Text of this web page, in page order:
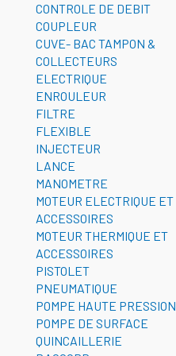
CONTROLE DE DEBIT
COUPLEUR
CUVE- BAC TAMPON &
COLLECTEURS
ELECTRIQUE
ENROULEUR
FILTRE
FLEXIBLE
INJECTEUR
LANCE
MANOMETRE
MOTEUR ELECTRIQUE ET
ACCESSOIRES
MOTEUR THERMIQUE ET
ACCESSOIRES
PISTOLET
PNEUMATIQUE
POMPE HAUTE PRESSION
POMPE DE SURFACE
QUINCAILLERIE